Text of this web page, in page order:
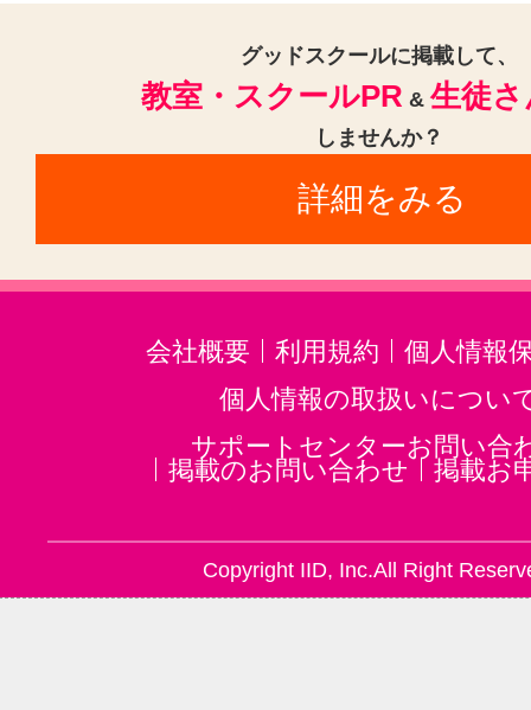
グッドスクールに掲載して、
教室・スクールPR & 生徒
しませんか？
詳細をみる
会社概要 利用規約
個人情報
個人情報の取扱いについ
サポートセンターお問い合
掲載のお問い合わせ
掲載お
Copyright IID, Inc.All Right